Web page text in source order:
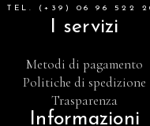
TEL. (+39) 06 96 522
I servizi
Metodi di pagamento
Politiche di spedizione
Trasparenza
Informazioni